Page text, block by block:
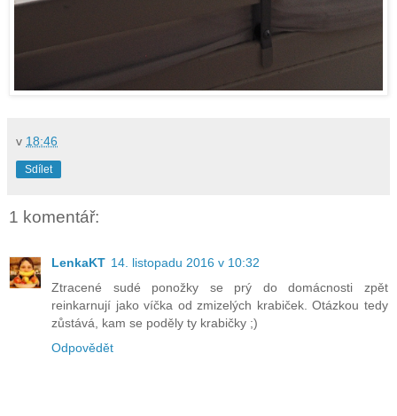
v 18:46
Sdílet
1 komentář:
LenkaKT 14. listopadu 2016 v 10:32
Ztracené sudé ponožky se prý do domácnosti zpět
reinkarnují jako víčka od zmizelých krabiček. Otázkou tedy
zůstává, kam se poděly ty krabičky ;)
Odpovědět